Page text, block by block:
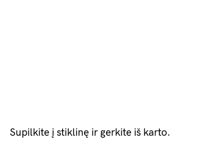
Supilkite į stiklinę ir gerkite iš karto.